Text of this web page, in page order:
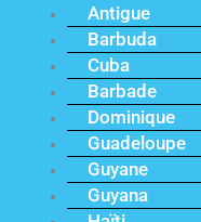
Antigue
Barbuda
Cuba
Barbade
Dominique
Guadeloupe
Guyane
Guyana